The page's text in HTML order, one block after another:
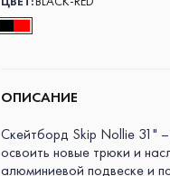
ОПИСАНИЕ
Скейтборд Skip Nollie 31"
освоить новые трюки и
алюминиевой подвеске и